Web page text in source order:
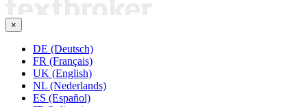
×
DE (Deutsch)
FR (Français)
UK (English)
NL (Nederlands)
ES (Español)